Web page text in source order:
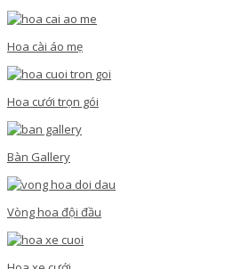
Hoa cài áo mẹ
Hoa cưới trọn gói
Bàn Gallery
Vòng hoa đội đầu